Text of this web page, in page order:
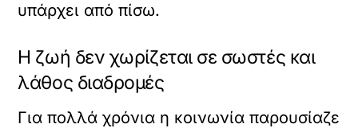
υπάρχει από πίσω.
Η ζωή δεν χωρίζεται σε σωστές και
λάθος διαδρομές
Για πολλά χρόνια η κοινωνία παρουσίαζε